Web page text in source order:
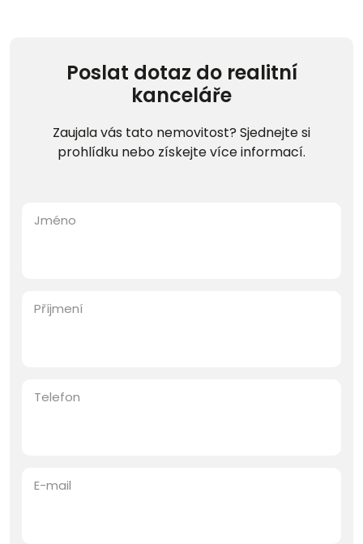
Poslat dotaz do realitní
kanceláře
Zaujala vás tato nemovitost? Sjednejte si
prohlídku nebo získejte více informací.
Jméno
Příjmení
Telefon
E-mail